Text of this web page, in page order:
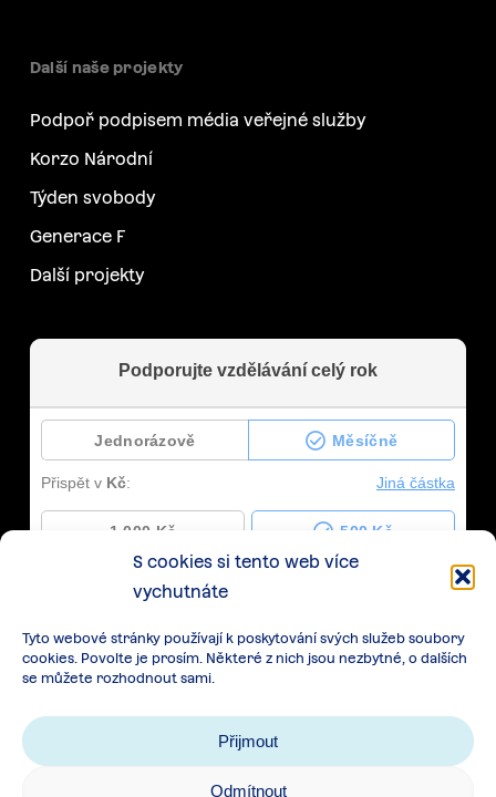
S cookies si tento web více
vychutnáte
Tyto webové stránky používají k poskytování svých služeb soubory
cookies. Povolte je prosím. Některé z nich jsou nezbytné, o dalších
se můžete rozhodnout sami.
Přijmout
Odmítnout
Další naše projekty
Podpoř podpisem média veřejné služby
Korzo Národní
Týden svobody
Generace F
Další projekty